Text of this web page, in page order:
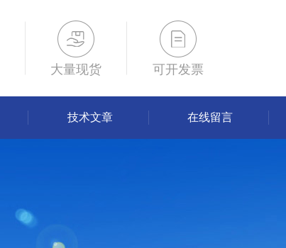
大量现货 可开发票
技术文章 在线留言